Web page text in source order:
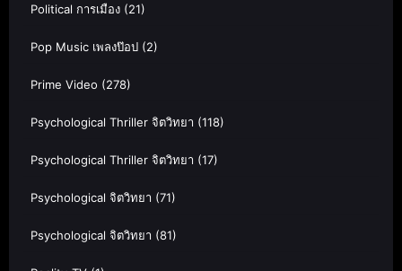
Political การเมือง (21)
Pop Music เพลงป๊อป (2)
Prime Video (278)
Psychological Thriller จิตวิทยา (118)
Psychological Thriller จิตวิทยา (17)
Psychological จิตวิทยา (71)
Psychological จิตวิทยา (81)